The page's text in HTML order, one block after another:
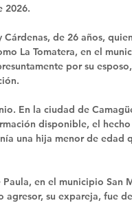
2026.
Cárdenas, de 26 años,
La Tomatera, en el
por su
En la ciudad de
disponible, el
una hija menor de edad
en el municipio San
agresor, su expareja, fue